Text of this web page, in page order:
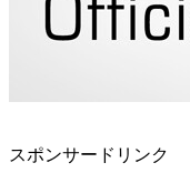
スポンサードリンク